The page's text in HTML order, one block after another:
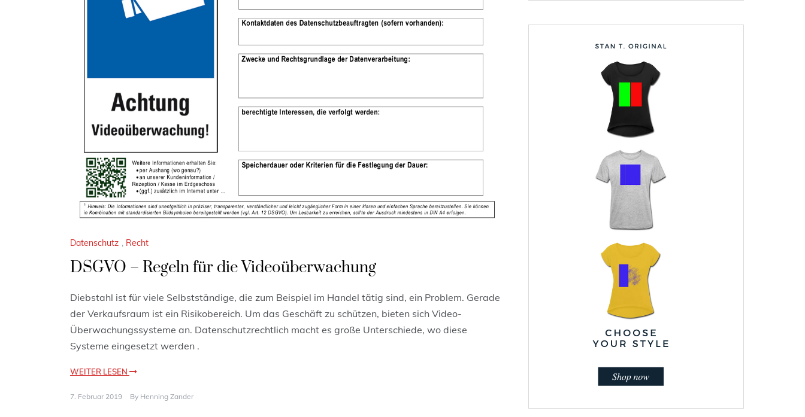
Datenschutz , Recht
DSGVO – Regeln für die Videoüberwachung
Diebstahl ist für viele Selbstständige, die zum Beispiel im Handel tätig sind, ein Problem. Gerade
der Verkaufsraum ist ein Risikobereich. Um das Geschäft zu schützen, bieten sich Video-
Überwachungssysteme an. Datenschutzrechtlich macht es große Unterschiede, wo diese
Systeme eingesetzt werden .
WEITER LESEN
7. Februar 2019 By Henning Zander